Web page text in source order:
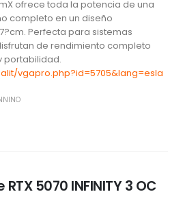
ofrece toda la potencia de una
completo en un diseño
Perfecta para sistemas
de rendimiento completo
portabilidad.
vgapro.php?id=5705&lang=esla
5070 INFINITY 3 OC